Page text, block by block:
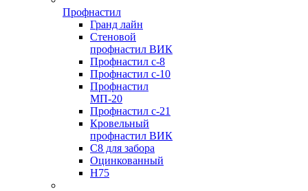
Профнастил
Гранд лайн
Стеновой
профнастил ВИК
Профнастил с-8
Профнастил с-10
Профнастил
МП-20
Профнастил с-21
Кровельный
профнастил ВИК
С8 для забора
Оцинкованный
Н75